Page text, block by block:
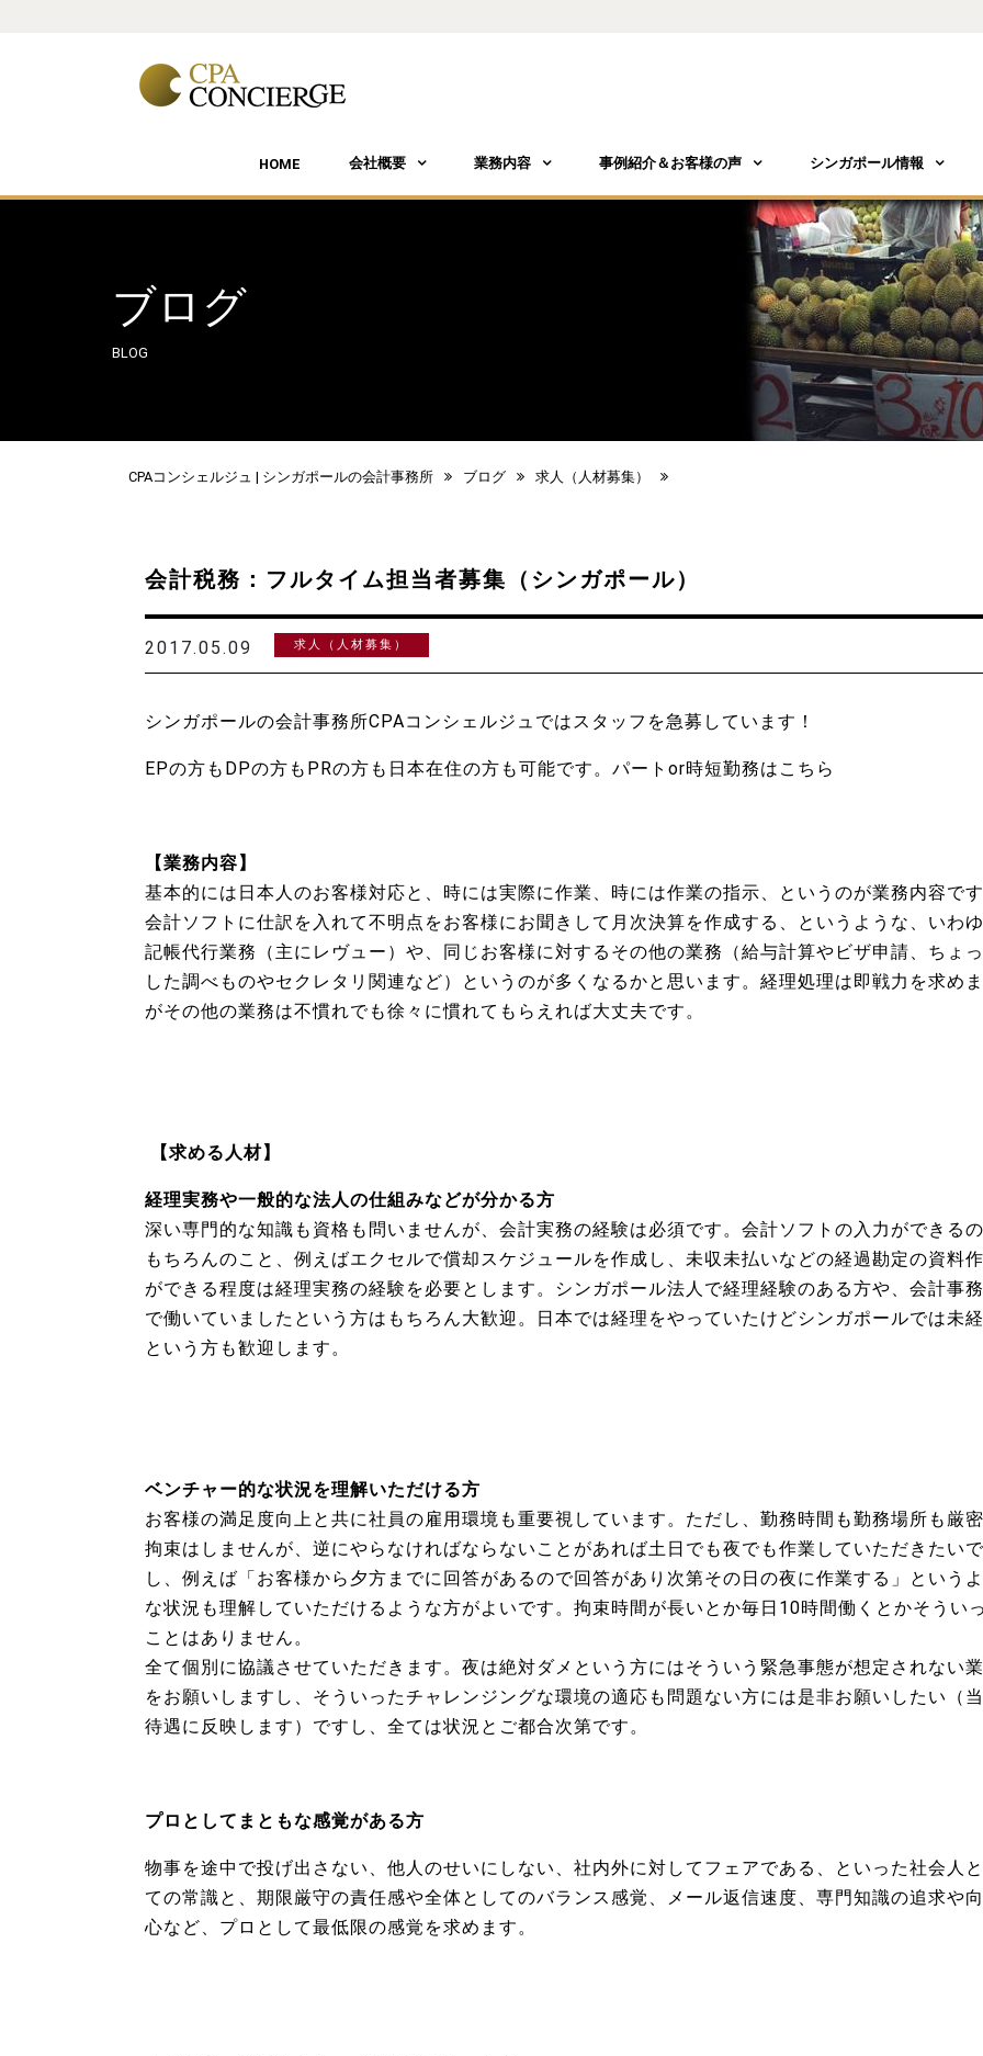
HOME 会社概要 業務内容 事例紹介＆お客様の声 シンガポール情報
ブログ
BLOG
CPAコンシェルジュ | シンガポールの会計事務所 ブログ 求人（人材募集）
会計税務：フルタイム担当者募集（シンガポール）
2017.05.09 求人（人材募集）
シンガポールの会計事務所CPAコンシェルジュではスタッフを急募しています！
EPの方もDPの方もPRの方も日本在住の方も可能です。パートor時短勤務は こちら
【業務内容】
基本的には日本人のお客様対応と、時には実際に作業、時には作業の指示、というのが業務内容で
会計ソフトに仕訳を入れて不明点をお客様にお聞きして月次決算を作成する、というような、いわ
記帳代行業務（主にレヴュー）や、同じお客様に対するその他の業務（給与計算やビザ申請、ちょ
した調べものやセクレタリ関連など）というのが多くなるかと思います。経理処理は即戦力を求め
がその他の業務は不慣れでも徐々に慣れてもらえれば大丈夫です。
【求める人材】
経理実務や一般的な法人の仕組みなどが分かる方
深い専門的な知識も資格も問いませんが、会計実務の経験は必須です。会計ソフトの入力ができる
もちろんのこと、例えばエクセルで償却スケジュールを作成し、未収未払いなどの経過勘定の資料
ができる程度は経理実務の経験を必要とします。シンガポール法人で経理経験のある方や、会計事
で働いていましたという方はもちろん大歓迎。日本では経理をやっていたけどシンガポールでは未
という方も歓迎します。
ベンチャー的な状況を理解いただける方
お客様の満足度向上と共に社員の雇用環境も重要視しています。ただし、勤務時間も勤務場所も厳
拘束はしませんが、逆にやらなければならないことがあれば土日でも夜でも作業していただきたい
し、例えば「お客様から夕方までに回答があるので回答があり次第その日の夜に作業する」という
な状況も理解していただけるような方がよいです。拘束時間が長いとか毎日10時間働くとかそうい
ことはありません。
全て個別に協議させていただきます。夜は絶対ダメという方にはそういう緊急事態が想定されない
をお願いしますし、そういったチャレンジングな環境の適応も問題ない方には是非お願いしたい（
待遇に反映します）ですし、全ては状況とご都合次第です。
プロとしてまともな感覚がある方
物事を途中で投げ出さない、他人のせいにしない、社内外に対してフェアである、といった社会人
ての常識と、期限厳守の責任感や全体としてのバランス感覚、メール返信速度、専門知識の追求や
心など、プロとして最低限の感覚を求めます。